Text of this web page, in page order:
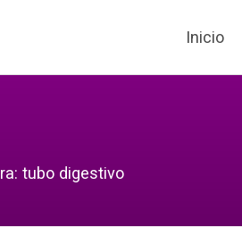
Inicio
tubo digestivo